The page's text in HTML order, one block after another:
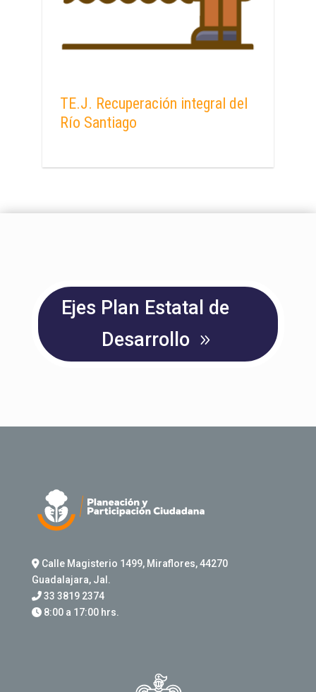
TE.J. Recuperación integral del
Río Santiago
Ejes Plan Estatal de
Desarrollo
Calle Magisterio 1499, Miraflores, 44270
Guadalajara, Jal.
33 3819 2374
8:00 a 17:00 hrs.